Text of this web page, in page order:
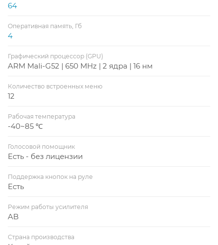
64
Оперативная память, Гб
4
Графический процессор (GPU)
ARM Mali-G52 | 650 MHz | 2 ядра | 16 нм
Количество встроенных меню
12
Рабочая температура
-40~85 ℃
Голосовой помощник
Есть - без лицензии
Поддержка кнопок на руле
Есть
Режим работы усилителя
AB
Страна производства